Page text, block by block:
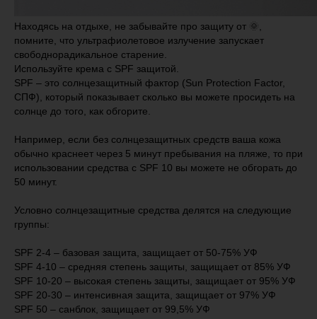
Находясь на отдыхе, не забывайте про защиту от 🌞,
помните, что ультрафиолетовое излучение запускает
свободнорадикальное старение.
Используйте крема с SPF защитой.
SPF – это солнцезащитный фактор (Sun Protection Factor,
СПФ), который показывает сколько вы можете просидеть на
солнце до того, как обгорите.
Например, если без солнцезащитных средств ваша кожа
обычно краснеет через 5 минут пребывания на пляже, то при
использовании средства с SPF 10 вы можете не обгорать до
50 минут.
Условно солнцезащитные средства делятся на следующие
группы:
SPF 2-4 – базовая защита, защищает от 50-75% УФ
SPF 4-10 – средняя степень защиты, защищает от 85% УФ
SPF 10-20 – высокая степень защиты, защищает от 95% УФ
SPF 20-30 – интенсивная защита, защищает от 97% УФ
SPF 50 – санблок, защищает от 99,5% УФ